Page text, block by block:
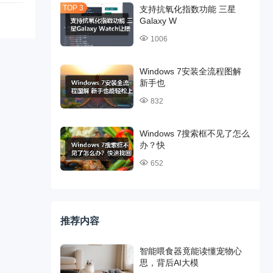
支持抗氧化指数功能 三星
Galaxy W
1006
Windows 7安装全流程图解
新手也
832
Windows 7搜索框不见了怎么
办？快
652
推荐内容
智能喂食器竟能读懂宠物心
思，背后AI大模